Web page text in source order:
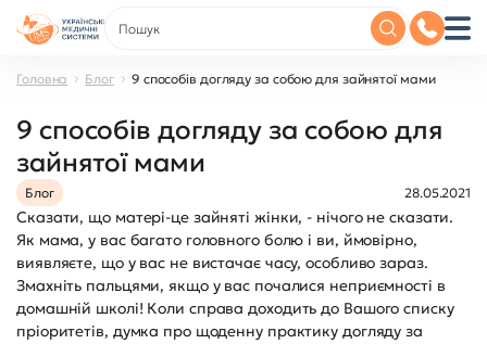
Головна Блог 9 способів догляду за собою для зайнятої мами
9 способів догляду за собою для
зайнятої мами
Блог 28.05.2021
Сказати, що матері-це зайняті жінки, - нічого не сказати.
Як мама, у вас багато головного болю і ви, ймовірно,
виявляєте, що у вас не вистачає часу, особливо зараз.
Змахніть пальцями, якщо у вас почалися неприємності в
домашній школі! Коли справа доходить до Вашого списку
пріоритетів, думка про щоденну практику догляду за